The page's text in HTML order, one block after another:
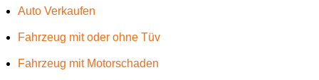
Auto Verkaufen
Fahrzeug mit oder ohne Tüv
Fahrzeug mit Motorschaden